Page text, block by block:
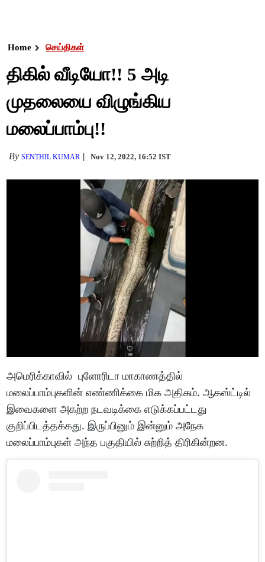
Home செய்திகள்
திகில் வீடியோ!! 5 அடி
முதலையை விழுங்கிய
மலைப்பாம்பு!!
BySENTHIL KUMAR Nov 12, 2022, 16:52 IST
அமெரிக்காவில் புளோரிடா மாகாணத்தில்
மலைப்பாம்புகளின் எண்ணிக்கை மிக அதிகம். ஆகஸ்ட்டில்
இவைகளை அகற்ற நடவடிக்கை எடுக்கப்பட்டது
குறிப்பிடத்தக்கது. இருப்பினும் இன்னும் அநேக
மலைப்பாம்புகள் அந்த பகுதியில் சுற்றித் திரிகின்றன.